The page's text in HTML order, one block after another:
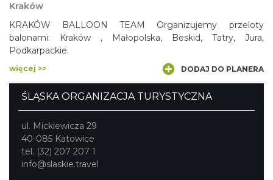
Kraków
KRAKÓW BALLOON TEAM Organizujemy przeloty
balonami: Kraków , Małopolska, Beskid, Tatry, Jura,
Podkarpackie.
więcej >> DODAJ DO PLANERA
ŚLĄSKA ORGANIZACJA TURYSTYCZNA
ul. Mickiewicza 29
40-085 Katowice
tel. (32) 207 207 1
info@slaskie.travel